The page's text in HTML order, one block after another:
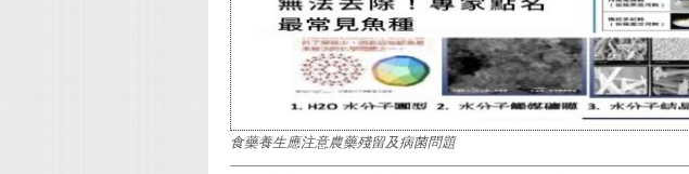
食藥養生應注意農藥殘留及病菌問題